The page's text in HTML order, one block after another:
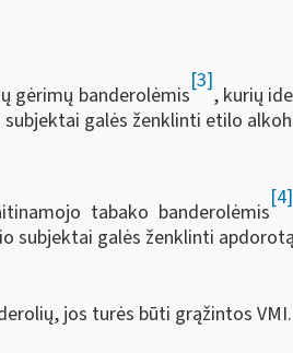
gėrimų banderolėmis
[3]
, kurių
galės ženklinti etilo
tabako banderolėmis
[4]
subjektai galės ženklinti
jos turės būti grąžintos VMI.